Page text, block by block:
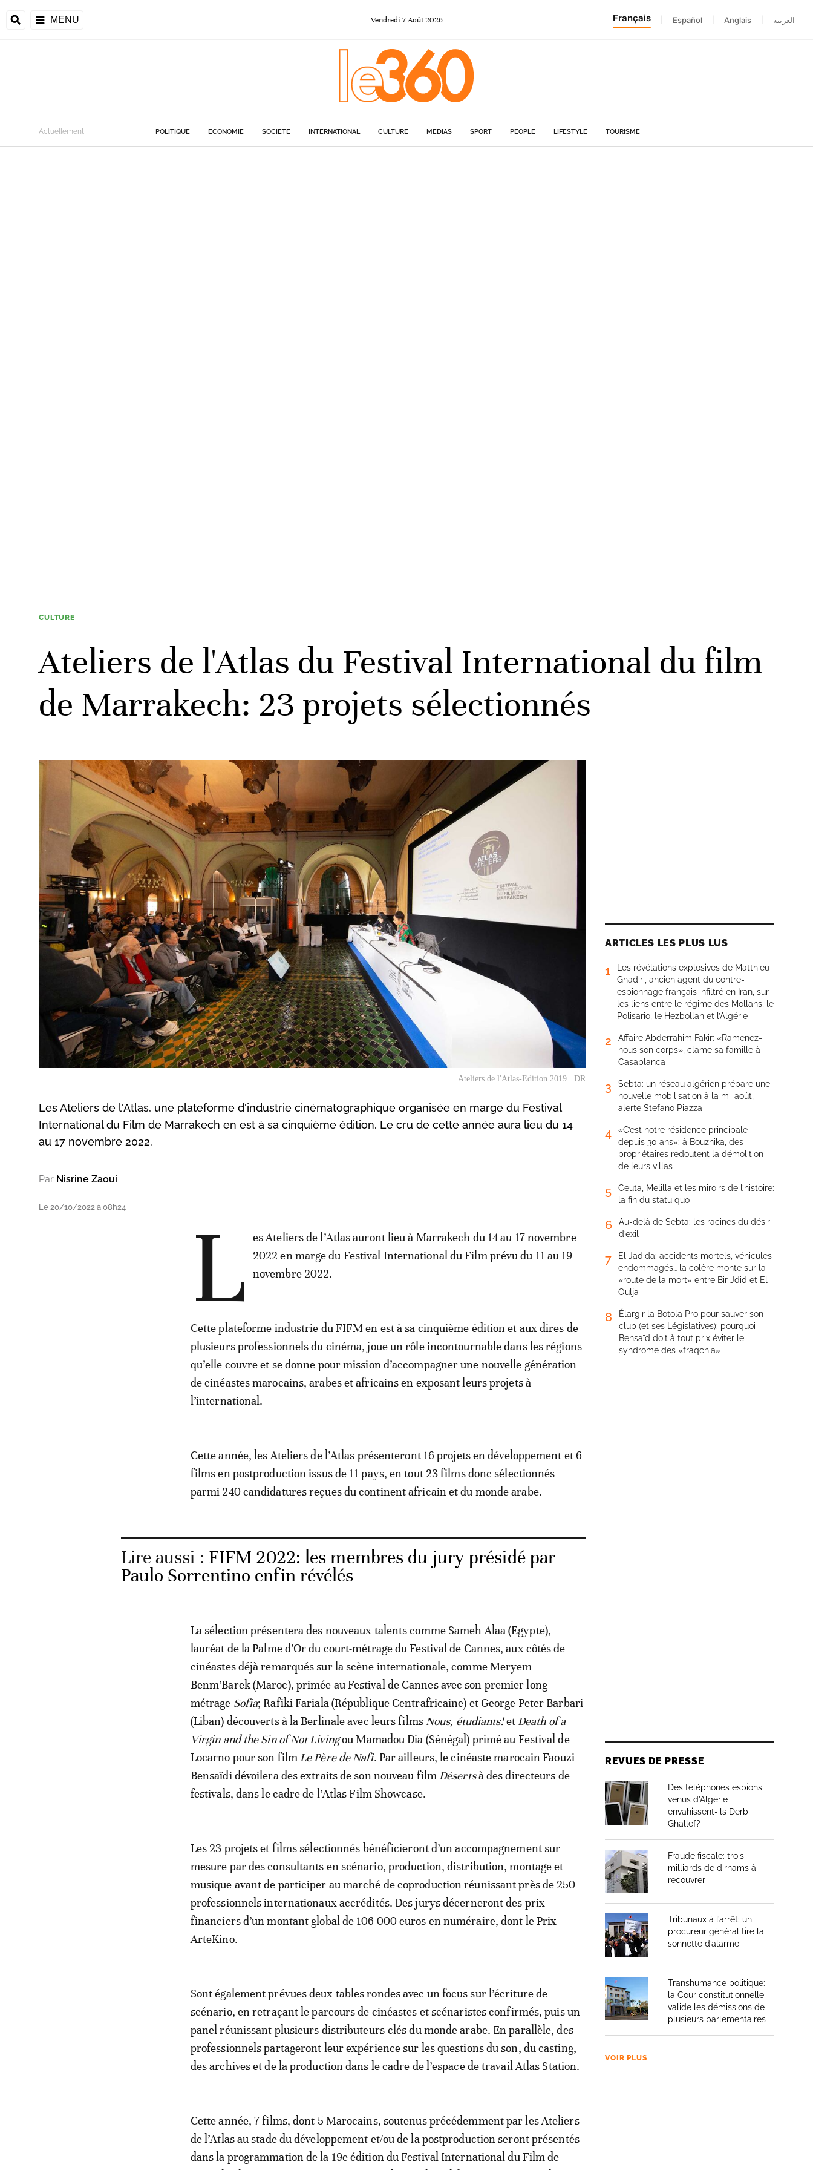
MENU Vendredi 7Août 2026 Français Español Anglais العربية
Actuellement POLITIQUE ECONOMIE SOCIÉTÉ INTERNATIONAL CULTURE MÉDIAS SPORT PEOPLE LIFESTYLE TOURISME
CULTURE
Ateliers de l'Atlas du Festival International du film
de Marrakech: 23 projets sélectionnés
Ateliers de l'Atlas-Edition 2019 . DR
Les Ateliers de l'Atlas, une plateforme d'industrie cinématographique organisée en marge du Festival
International du Film de Marrakech en est à sa cinquième édition. Le cru de cette année aura lieu du 14
au 17 novembre 2022.
Par Nisrine Zaoui
Le 20/10/2022 à 08h24 L
es Ateliers de l’Atlas auront lieu à Marrakech du 14 au 17 novembre
2022 en marge du Festival International du Film prévu du 11 au 19
novembre 2022.
Cette plateforme industrie du FIFM en est à sa cinquième édition et aux dires de
plusieurs professionnels du cinéma, joue un rôle incontournable dans les régions
qu’elle couvre et se donne pour mission d’accompagner une nouvelle génération
de cinéastes marocains, arabes et africains en exposant leurs projets à
l’international.
Cette année, les Ateliers de l’Atlas présenteront 16 projets en développement et 6
films en postproduction issus de 11 pays, en tout 23 films donc sélectionnés
parmi 240 candidatures reçues du continent africain et du monde arabe.
Lire aussi : FIFM 2022: les membres du jury présidé par
Paulo Sorrentino enfin révélés
La sélection présentera des nouveaux talents comme Sameh Alaa (Egypte),
lauréat de la Palme d’Or du court-métrage du Festival de Cannes, aux côtés de
cinéastes déjà remarqués sur la scène internationale, comme Meryem
Benm’Barek (Maroc), primée au Festival de Cannes avec son premier long-
métrage Sofia; Rafiki Fariala (République Centrafricaine) et George Peter Barbari
(Liban) découverts à la Berlinale avec leurs films Nous, étudiants!et Death of a
Virgin and the Sin of Not Livingou Mamadou Dia (Sénégal) primé au Festival de
Locarno pour son film Le Père de Nafi. Par ailleurs, le cinéaste marocain Faouzi
Bensaïdi dévoilera des extraits de son nouveau film Désertsà des directeurs de
festivals, dans le cadre de l’Atlas Film Showcase.
Les 23 projets et films sélectionnés bénéficieront d’un accompagnement sur
mesure par des consultants en scénario, production, distribution, montage et
musique avant de participer au marché de coproduction réunissant près de 250
professionnels internationaux accrédités. Des jurys décerneront des prix
financiers d’un montant global de 106 000 euros en numéraire, dont le Prix
ArteKino.
Sont également prévues deux tables rondes avec un focus sur l’écriture de
scénario, en retraçant le parcours de cinéastes et scénaristes confirmés, puis un
panel réunissant plusieurs distributeurs-clés du monde arabe. En parallèle, des
professionnels partageront leur expérience sur les questions du son, du casting,
des archives et de la production dans le cadre de l’espace de travail Atlas Station.
Cette année, 7 films, dont 5 Marocains, soutenus précédemment par les Ateliers
de l’Atlas au stade du développement et/ou de la postproduction seront présentés
dans la programmation de la 19e édition du Festival International du Film de
ARTICLES LES PLUS LUS
1
Les révélations explosives de Matthieu
Ghadiri, ancien agent du contre-
espionnage français infiltré en Iran, sur
les liens entre le régime des Mollahs, le
Polisario, le Hezbollah et l’Algérie
2
Affaire Abderrahim Fakir: «Ramenez-
nous son corps», clame sa famille à
Casablanca
3
Sebta: un réseau algérien prépare une
nouvelle mobilisation à la mi-août,
alerte Stefano Piazza
4
«C’est notre résidence principale
depuis 30 ans»: à Bouznika, des
propriétaires redoutent la démolition
de leurs villas
5
Ceuta, Melilla et les miroirs de l’histoire:
la fin du statu quo
6
Au-delà de Sebta: les racines du désir
d’exil
7
El Jadida: accidents mortels, véhicules
endommagés… la colère monte sur la
«route de la mort» entre Bir Jdid et El
Oulja
8
Élargir la Botola Pro pour sauver son
club (et ses Législatives): pourquoi
Bensaïd doit à tout prix éviter le
syndrome des «fraqchia»
REVUES DE PRESSE
Des téléphones espions
venus d’Algérie
envahissent-ils Derb
Ghallef?
Fraude fiscale: trois
milliards de dirhams à
recouvrer
Tribunaux à l’arrêt: un
procureur général tire la
sonnette d’alarme
Transhumance politique:
la Cour constitutionnelle
valide les démissions de
plusieurs parlementaires
VOIR PLUS